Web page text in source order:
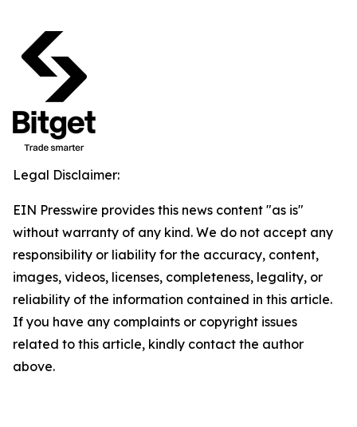
Legal Disclaimer:
EIN Presswire provides this news content "as is"
without warranty of any kind. We do not accept any
responsibility or liability for the accuracy, content,
images, videos, licenses, completeness, legality, or
reliability of the information contained in this article.
If you have any complaints or copyright issues
related to this article, kindly contact the author
above.